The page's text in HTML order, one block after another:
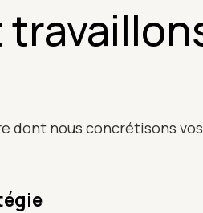
dont nous concrétisons